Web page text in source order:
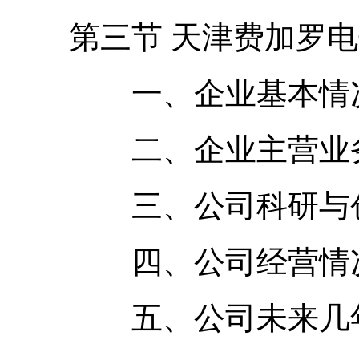
第三节 天津费加罗电
一、企业基本情
二、企业主营业务
三、公司科研与创
四、公司经营情
五、公司未来几年